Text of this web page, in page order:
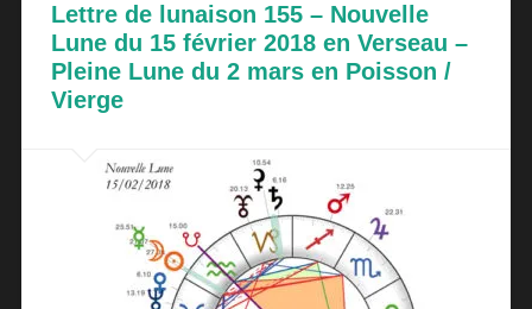
Lettre de lunaison 155 – Nouvelle
Lune du 15 février 2018 en Verseau –
Pleine Lune du 2 mars en Poisson /
Vierge